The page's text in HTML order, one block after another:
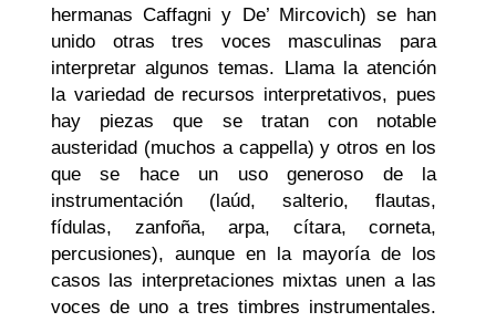
hermanas Caffagni y De’ Mircovich) se han
unido otras tres voces masculinas para
interpretar algunos temas. Llama la atención
la variedad de recursos interpretativos, pues
hay piezas que se tratan con notable
austeridad (muchos a cappella) y otros en los
que se hace un uso generoso de la
instrumentación (laúd, salterio, flautas,
fídulas, zanfoña, arpa, cítara, corneta,
percusiones), aunque en la mayoría de los
casos las interpretaciones mixtas unen a las
voces de uno a tres timbres instrumentales.